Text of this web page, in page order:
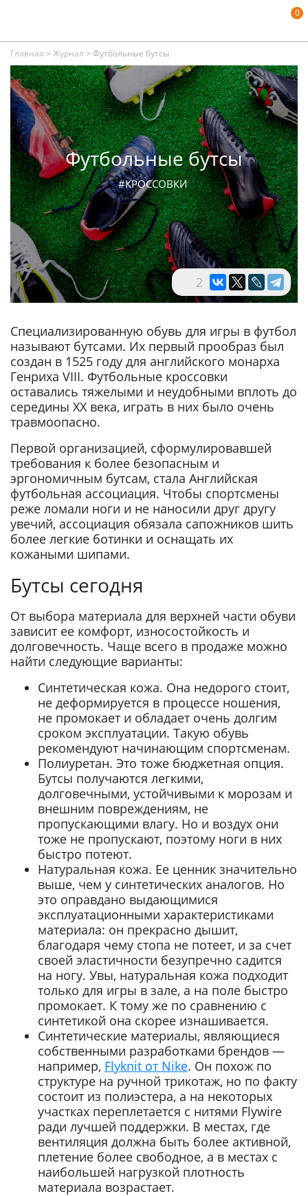
0
Главная > Журнал > Футбольные бутсы
Футбольные бутсы
#КРОССОВКИ
2
Специализированную обувь для игры в футбол
называют бутсами. Их первый прообраз был
создан в 1525 году для английского монарха
Генриха VIII. Футбольные кроссовки
оставались тяжелыми и неудобными вплоть до
середины ХХ века, играть в них было очень
травмоопасно.
Первой организацией, сформулировавшей
требования к более безопасным и
эргономичным бутсам, стала Английская
футбольная ассоциация. Чтобы спортсмены
реже ломали ноги и не наносили друг другу
увечий, ассоциация обязала сапожников шить
более легкие ботинки и оснащать их
кожаными шипами.
Бутсы сегодня
От выбора материала для верхней части обуви
зависит ее комфорт, износостойкость и
долговечность. Чаще всего в продаже можно
найти следующие варианты:
Синтетическая кожа. Она недорого стоит,
не деформируется в процессе ношения,
не промокает и обладает очень долгим
сроком эксплуатации. Такую обувь
рекомендуют начинающим спортсменам.
Полиуретан. Это тоже бюджетная опция.
Бутсы получаются легкими,
долговечными, устойчивыми к морозам и
внешним повреждениям, не
пропускающими влагу. Но и воздух они
тоже не пропускают, поэтому ноги в них
быстро потеют.
Натуральная кожа. Ее ценник значительно
выше, чем у синтетических аналогов. Но
это оправдано выдающимися
эксплуатационными характеристиками
материала: он прекрасно дышит,
благодаря чему стопа не потеет, и за счет
своей эластичности безупречно садится
на ногу. Увы, натуральная кожа подходит
только для игры в зале, а на поле быстро
промокает. К тому же по сравнению с
синтетикой она скорее изнашивается.
Синтетические материалы, являющиеся
собственными разработками брендов —
например, Flyknit от Nike. Он похож по
структуре на ручной трикотаж, но по факту
состоит из полиэстера, а на некоторых
участках переплетается с нитями Flywire
ради лучшей поддержки. В местах, где
вентиляция должна быть более активной,
плетение более свободное, а в местах с
наибольшей нагрузкой плотность
материала возрастает.